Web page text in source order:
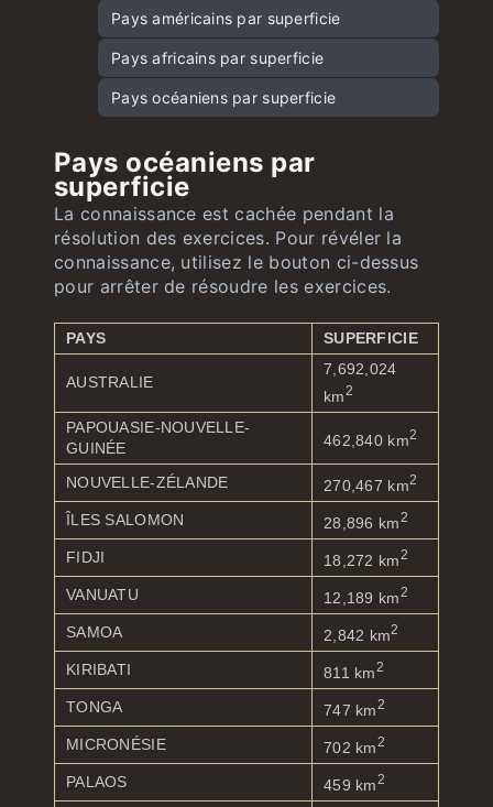
Capitales d’Afrique
Capitales d’Océanie
Drapeaux nord-américains et caribéens
Drapeaux sud-américains
Drapeaux océaniens
Pays américains par superficie
Pays africains par superficie
Pays océaniens par superficie
Pays océaniens par
superficie
La connaissance est cachée pendant la
résolution des exercices. Pour révéler la
connaissance, utilisez le bouton ci-dessus
pour arrêter de résoudre les exercices.
PAYS SUPERFICIE
AUSTRALIE
7,692,024
km 2
PAPOUASIE-NOUVELLE-
GUINÉE
462,840 km2
NOUVELLE-ZÉLANDE 270,467 km2
ÎLES SALOMON 28,896 km 2
FIDJI 18,272 km 2
VANUATU 12,189 km 2
SAMOA 2,842 km2
KIRIBATI 811 km 2
TONGA 747 km 2
MICRONÉSIE 702 km 2
PALAOS 459 km 2